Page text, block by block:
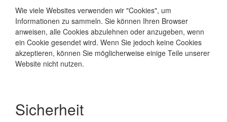
Wie viele Websites verwenden wir "Cookies", um
Informationen zu sammeln. Sie können Ihren Browser
anweisen, alle Cookies abzulehnen oder anzugeben, wenn
ein Cookie gesendet wird. Wenn Sie jedoch keine Cookies
akzeptieren, können Sie möglicherweise einige Teile unserer
Website nicht nutzen.
Sicherheit